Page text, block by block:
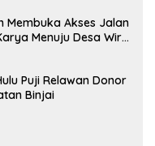
Membuka Akses Jalan
Menuju Desa Wira
Puji Relawan Donor
Binjai